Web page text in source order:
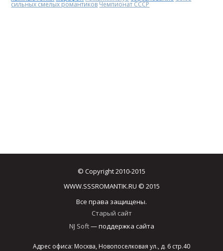
сильных смелых романтиковЧемпионат СССР
© Copyright 2010-2015
WWW.SSSROMANTIK.RU © 2015
Все права защищены.
Старый сайт
NJ Soft— поддержка сайта
Адрес офиса: Москва, Новопоселковая ул., д. 6 стр.40